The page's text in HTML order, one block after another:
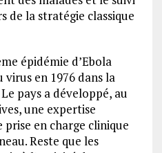
de la stratégie classique
épidémie d’Ebola
en 1976 dans la
pays a développé, au
une expertise
en charge clinique
Reste que les